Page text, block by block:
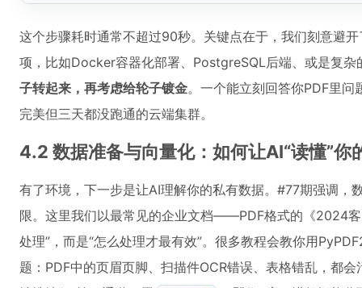
这个步骤耗时通常不超过90秒。关键点在于，我们刻意避
项，比如Docker容器化部署、PostgreSQL后端、或是复
子转起来，再考虑给轮子镀金。一个能立刻回答你PDF里
完美但三天都没跑通的云端集群。
4.2 数据准备与向量化：如何让AI“读懂”你
有了环境，下一步是让AI理解你的私有数据。#77期强调，
限。这里我们以最常见的企业文档——PDF格式的《2024客
处理”，而是“怎么处理才最有效”。很多教程会教你用
题：PDF中的页眉页脚、扫描件OCR错误、表格错乱，都